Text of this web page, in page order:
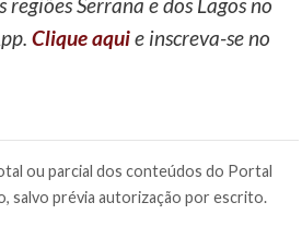
Clique aquie inscreva-se no
ou parcial dos conteúdos do Portal
salvo prévia autorização por escrito.